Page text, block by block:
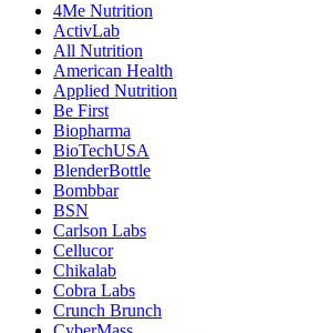
4Me Nutrition
ActivLab
All Nutrition
American Health
Applied Nutrition
Be First
Biopharma
BioTechUSA
BlenderBottle
Bombbar
BSN
Carlson Labs
Cellucor
Chikalab
Cobra Labs
Crunch Brunch